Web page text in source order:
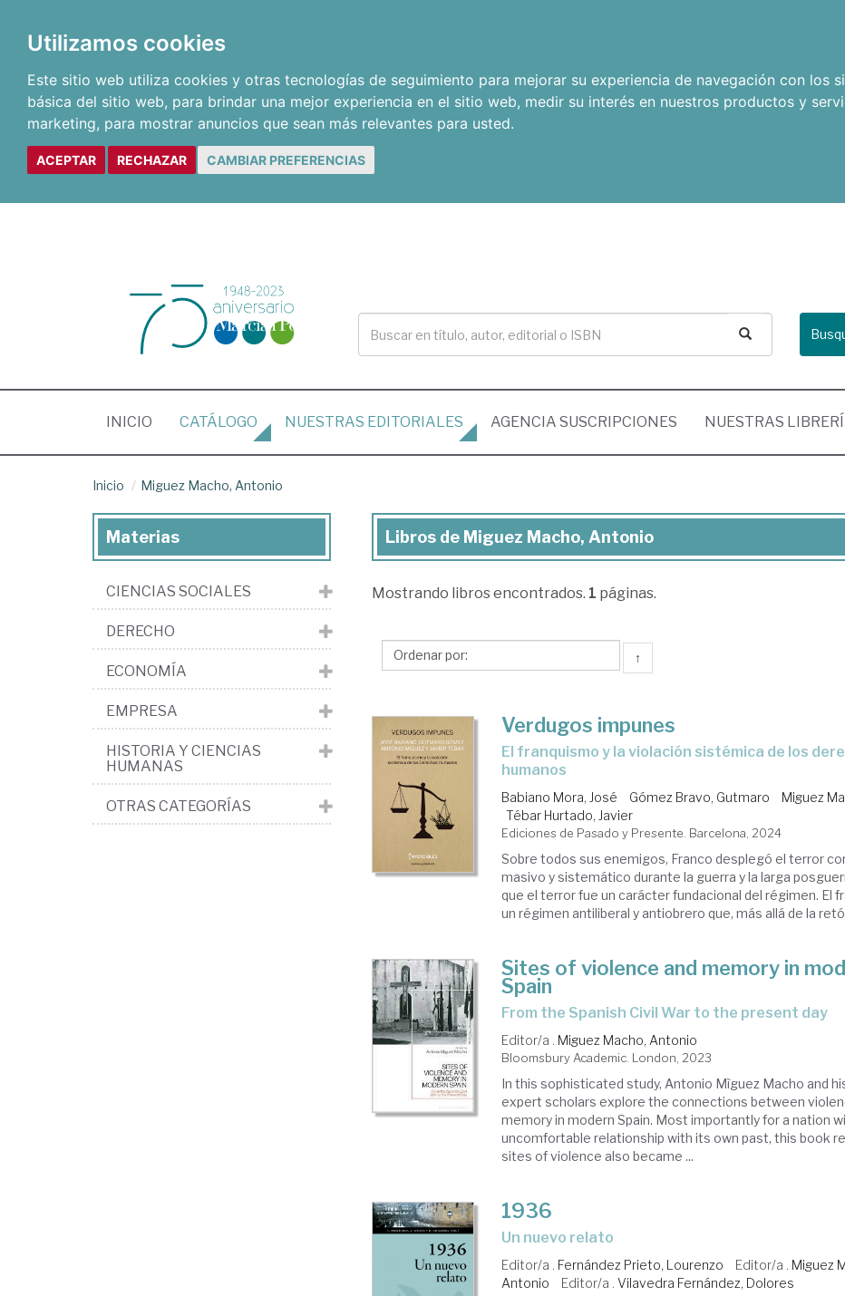
Utilizamos cookies
Este sitio web utiliza cookies y otras tecnologías de seguimiento para mejorar su experiencia de navegación con los
básica del sitio web, para brindar una mejor experiencia en el sitio web, medir su interés en nuestros productos y
marketing, para mostrar anuncios que sean más relevantes para usted.
ACEPTAR RECHAZAR CAMBIAR PREFERENCIAS
INICIO (CURRENT)
CATÁLOGO NUESTRAS EDITORIALES AGENCIA SUSCRIPCIONES NUESTRAS
Inicio Miguez Macho, Antonio
Libros
Miguez
Antonio
Libros de Miguez Macho, Antonio
Mostrando libros encontrados. 1 páginas.
↑
Verdugos impunes
el franquismo y la violación sistémica de los derechos
humanos
Babiano Mora, José Gómez Bravo, Gutmaro
Miguez
Tébar Hurtado, Javier
Ediciones de Pasado y Presente. Barcelona, 2024
Sobre todos sus enemigos, Franco desplegó el terror
masivo y sistemático durante la guerra y la larga
que el terror fue un carácter fundacional del régimen. El
un régimen antiliberal y antiobrero que, más allá de la
Sites of violence and memory in
Spain
from the Spanish Civil War to the present day
Editor/a . Miguez Macho, Antonio
Bloomsbury Academic. London, 2023
In this sophisticated study, Antonio Mìguez Macho and
expert scholars explore the connections between
memory in modern Spain. Most importantly for a nation
uncomfortable relationship with its own past, this book
sites of violence also became ...
1936
un nuevo relato
Editor/a . Fernández Prieto, Lourenzo Editor/a . Miguez
Antonio
Editor/a .Vilavedra Fernández, Dolores
Materias
CIENCIAS SOCIALES
DERECHO
ECONOMÍA
EMPRESA
HISTORIA Y CIENCIAS
HUMANAS
OTRAS CATEGORÍAS